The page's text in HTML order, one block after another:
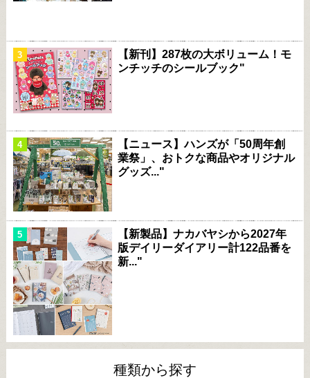
【新刊】287枚の大ボリューム！モ
ンチッチのシールブック"
【ニュース】ハンズが「50周年創
業祭」、おトクな商品やオリジナル
グッズ..."
【新製品】ナカバヤシから2027年
版デイリーダイアリー計122品番を
新..."
種類から探す